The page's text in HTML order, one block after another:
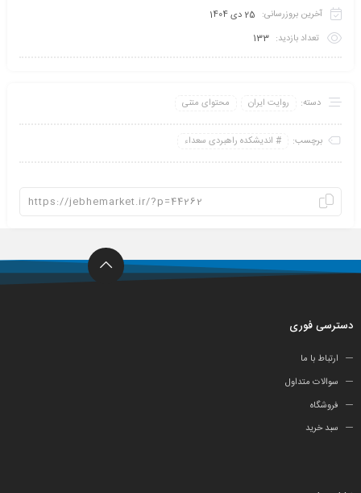
آخرین بروزرسانی: 25 دی 1404
تعداد بازدید: 133
دسته: روایت ایران محتوای متنی
برچسب: اندیشکده راهبردی سعداء
دسترسی فوری
ارتباط با ما
سوالات متداول
فروشگاه
سبد خرید